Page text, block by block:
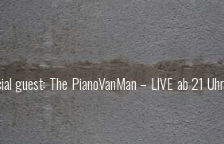
guest: The PianoVanMan – LIVE ab 21